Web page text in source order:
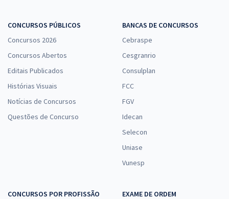
CONCURSOS PÚBLICOS
Concursos 2026
Concursos Abertos
Editais Publicados
Histórias Visuais
Notícias de Concursos
Questões de Concurso
BANCAS DE CONCURSOS
Cebraspe
Cesgranrio
Consulplan
FCC
FGV
Idecan
Selecon
Uniase
Vunesp
CONCURSOS POR PROFISSÃO
EXAME DE ORDEM